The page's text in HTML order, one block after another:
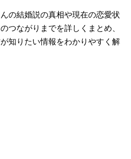
の結婚説の真相や現在の恋愛状
つながりまでを詳しくまとめ、
知りたい情報をわかりやすく解